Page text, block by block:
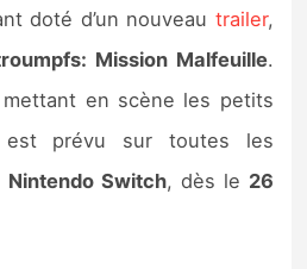
doté d’un nouveau trailer,
Mission Malfeuille.
en scène les petits
est prévu sur toutes les
Nintendo Switch, dès le 26